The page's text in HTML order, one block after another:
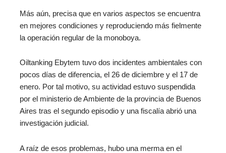
Más aún, precisa que en varios aspectos se encuentra
en mejores condiciones y reproduciendo más fielmente
la operación regular de la monoboya.
Oiltanking Ebytem tuvo dos incidentes ambientales con
pocos días de diferencia, el 26 de diciembre y el 17 de
enero. Por tal motivo, su actividad estuvo suspendida
por el ministerio de Ambiente de la provincia de Buenos
Aires tras el segundo episodio y una fiscalía abrió una
investigación judicial.
A raíz de esos problemas, hubo una merma en el